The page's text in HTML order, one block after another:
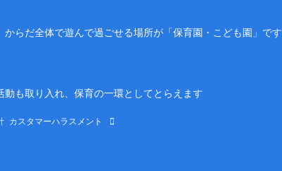
らだ全体で遊んで過ごせる場所が「保育園・こども園」です
動も取り入れ、保育の一環としてとらえます
カスタマーハラスメント